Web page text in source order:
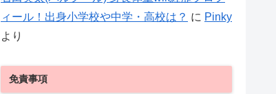
ィール！出身小学校や中学・高校は？ に Pinky
より
免責事項